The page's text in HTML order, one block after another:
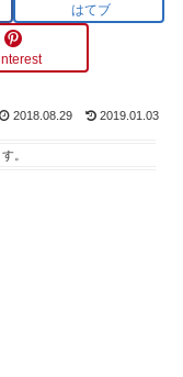
はてブ
2018.08.29 2019.01.03
。